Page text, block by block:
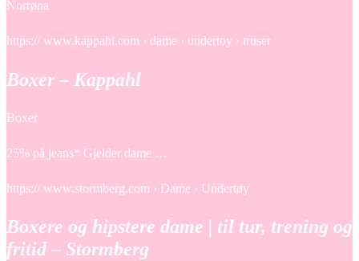
Norrøna
https:// www.kappahl.com › dame › undertoy › truser
Boxer – Kappahl
Boxer
25% på jeans* Gjelder dame …
https:// www.stormberg.com › Dame › Undertøy
Boxere og hipstere dame | til tur, trening og
fritid – Stormberg